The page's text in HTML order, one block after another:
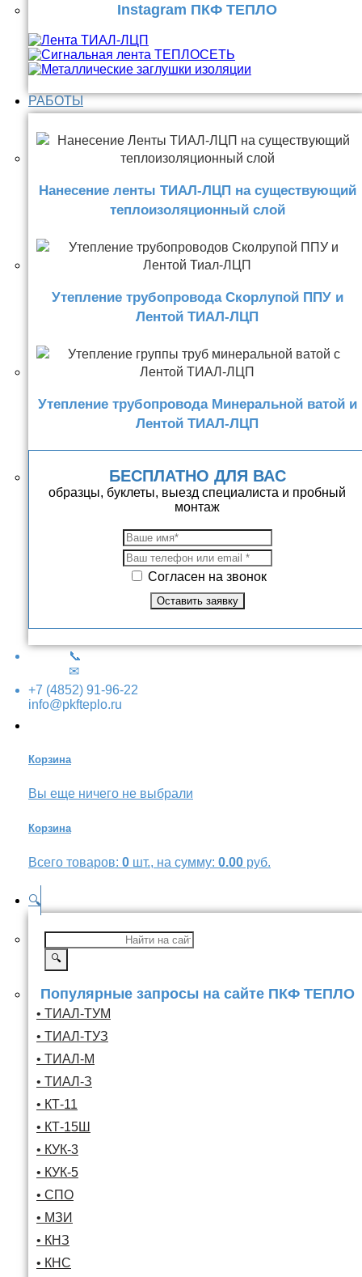
Instagram ПКФ ТЕПЛО
РАБОТЫ
Нанесение ленты ТИАЛ-ЛЦП на существующий
теплоизоляционный слой
Утепление трубопровода Скорлупой ППУ и
Лентой ТИАЛ-ЛЦП
Утепление трубопровода Минеральной ватой и
Лентой ТИАЛ-ЛЦП
БЕСПЛАТНО ДЛЯ ВАС
образцы, буклеты, выезд специалиста и пробный
монтаж
Согласен на звонок
📞
✉
+7 (4852) 91-96-22
info@pkfteplo.ru
Корзина
Вы еще ничего не выбрали
Корзина
Всего товаров: 0 шт., на сумму: 0.00 руб.
🔍
🔍
Популярные запросы на сайте ПКФ ТЕПЛО
• ТИАЛ-ТУМ
• ТИАЛ-ТУЗ
• ТИАЛ-М
• ТИАЛ-З
• КТ-11
• КТ-15Ш
• КУК-3
• КУК-5
• СПО
• МЗИ
• КНЗ
• КНС